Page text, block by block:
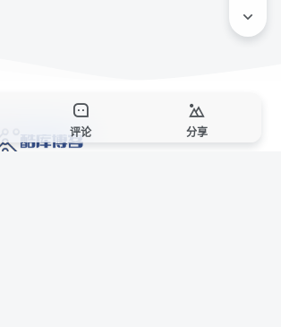
评论 分享